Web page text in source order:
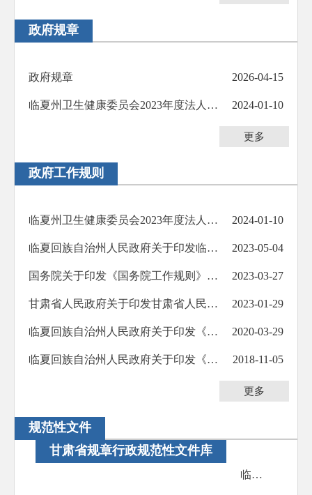
人大代表建议办理
公共企事业信息公开
政府规章
政府规章 2026-04-15
临夏州卫生健康委员会2023年度法人行政许可信息公示 2024-01-10
更多
政府工作规则
临夏州卫生健康委员会2023年度法人行政许可信息公示 2024-01-10
临夏回族自治州人民政府关于印发临夏回族自治州人民政府工作规则的通知 2023-05-04
国务院关于印发《国务院工作规则》的通知 2023-03-27
甘肃省人民政府关于印发甘肃省人民政府工作规则的通知 2023-01-29
临夏回族自治州人民政府关于印发《临夏回族自治州人民政府重大行政决策程序规定》的通知 2020-03-29
临夏回族自治州人民政府关于印发《临夏回族自治州人民政府工作规则（试行）》的通知 2018-11-05
更多
规范性文件
甘肃省规章行政规范性文件库
临夏回族自治州人民政府现行有效规范性文件